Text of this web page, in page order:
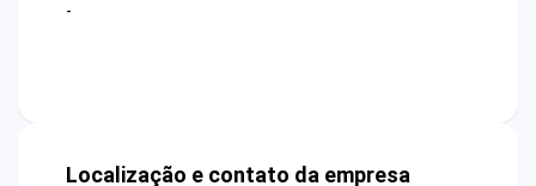
-
Localização e contato da empresa